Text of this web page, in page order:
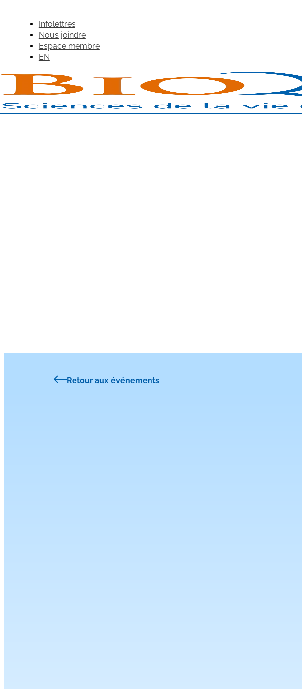
Infolettres
Nous joindre
Espace membre
EN
Retour aux événements